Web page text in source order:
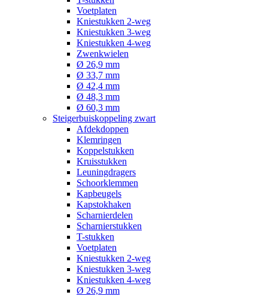
Voetplaten
Kniestukken 2-weg
Kniestukken 3-weg
Kniestukken 4-weg
Zwenkwielen
Ø 26,9 mm
Ø 33,7 mm
Ø 42,4 mm
Ø 48,3 mm
Ø 60,3 mm
Steigerbuiskoppeling zwart
Afdekdoppen
Klemringen
Koppelstukken
Kruisstukken
Leuningdragers
Schoorklemmen
Kapbeugels
Kapstokhaken
Scharnierdelen
Scharnierstukken
T-stukken
Voetplaten
Kniestukken 2-weg
Kniestukken 3-weg
Kniestukken 4-weg
Ø 26,9 mm